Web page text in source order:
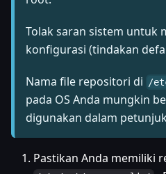
Tolak saran sistem untuk
konfigurasi (tindakan
Nama file repositori di /
pada OS Anda mungkin
digunakan dalam
Pastikan Anda memiliki